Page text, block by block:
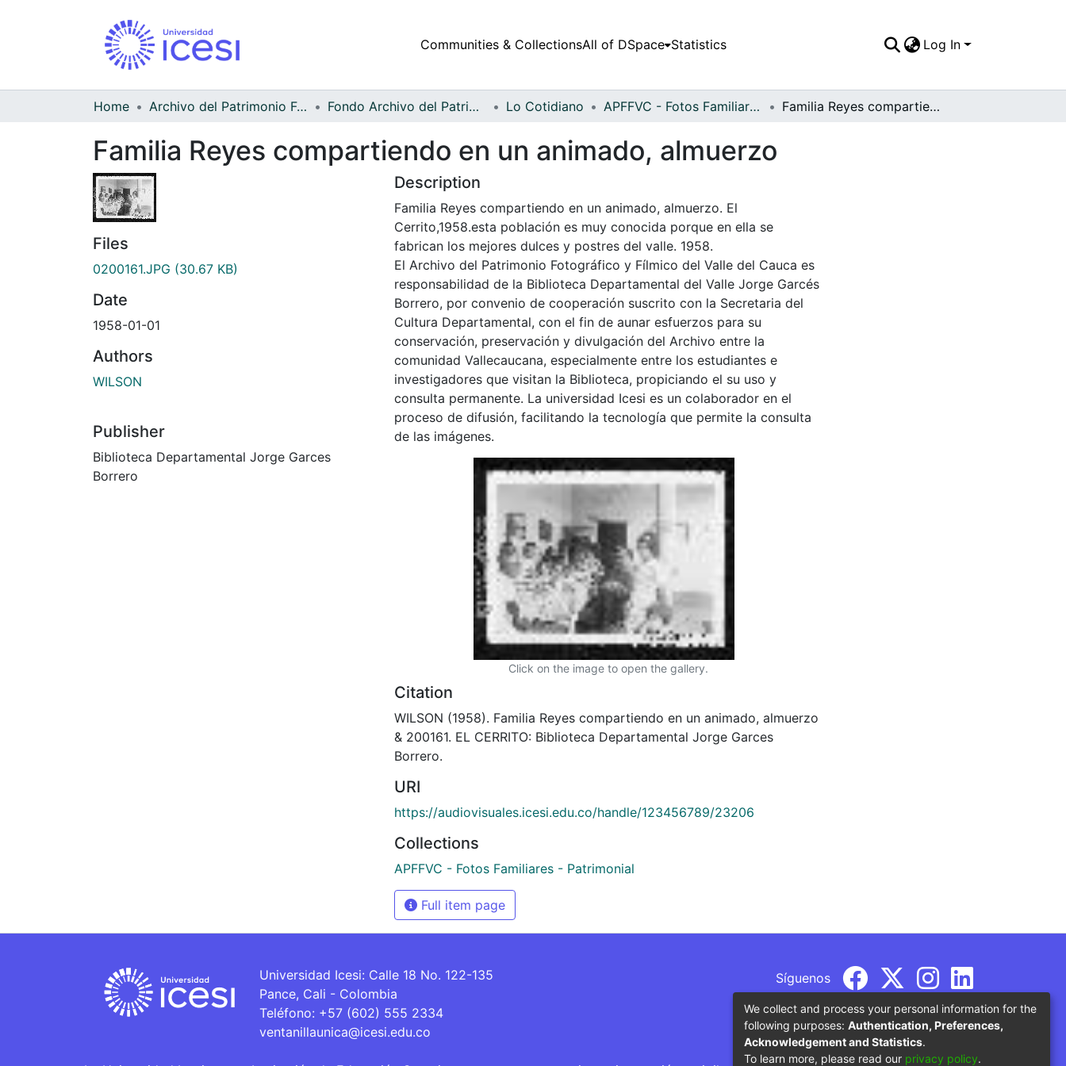
Communities & CollectionsAll of DSpace Statistics Log In
Home Archivo del Patrimonio Fotográfico y Fílmico del Valle del Cauca Fondo Archivo del Patrimonio Fotográfico y Fílmico del Valle del Cauca Lo Cotidiano APFFVC - Fotos Familiares - Patrimonial Familia Reyes compartiendo en un animado, almuerzo
Familia Reyes compartiendo en un animado, almuerzo
Files
0200161.JPG (30.67 KB)
Date
1958-01-01
Authors
WILSON
Publisher
Biblioteca Departamental Jorge Garces
Borrero
Description
Familia Reyes compartiendo en un animado, almuerzo. El
Cerrito,1958.esta población es muy conocida porque en ella se
fabrican los mejores dulces y postres del valle. 1958.
El Archivo del Patrimonio Fotográfico y Fílmico del Valle del Cauca es
responsabilidad de la Biblioteca Departamental del Valle Jorge Garcés
Borrero, por convenio de cooperación suscrito con la Secretaria del
Cultura Departamental, con el fin de aunar esfuerzos para su
conservación, preservación y divulgación del Archivo entre la
comunidad Vallecaucana, especialmente entre los estudiantes e
investigadores que visitan la Biblioteca, propiciando el su uso y
consulta permanente. La universidad Icesi es un colaborador en el
proceso de difusión, facilitando la tecnología que permite la consulta
de las imágenes.
Click on the image to open the gallery.
Citation
WILSON (1958). Familia Reyes compartiendo en un animado, almuerzo
& 200161. EL CERRITO: Biblioteca Departamental Jorge Garces
Borrero.
URI
https://audiovisuales.icesi.edu.co/handle/123456789/23206
Collections
APFFVC - Fotos Familiares - Patrimonial
Full item page
Universidad Icesi: Calle 18 No. 122-135
Pance, Cali - Colombia
Teléfono: +57 (602) 555 2334
ventanillaunica@icesi.edu.co
Síguenos
We collect and process your personal information for the
following purposes: Authentication, Preferences,
Acknowledgement and Statistics.
To learn more, please read our privacy policy.